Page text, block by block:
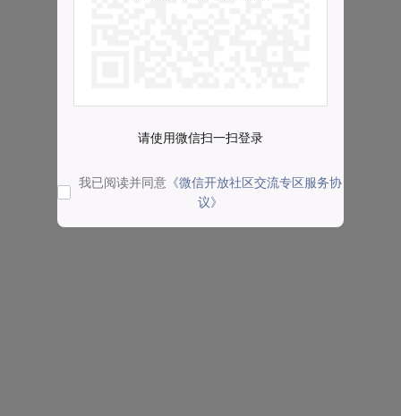
请使用微信扫一扫登录
我已阅读并同意 《微信开放社区交流专区服务协
议》